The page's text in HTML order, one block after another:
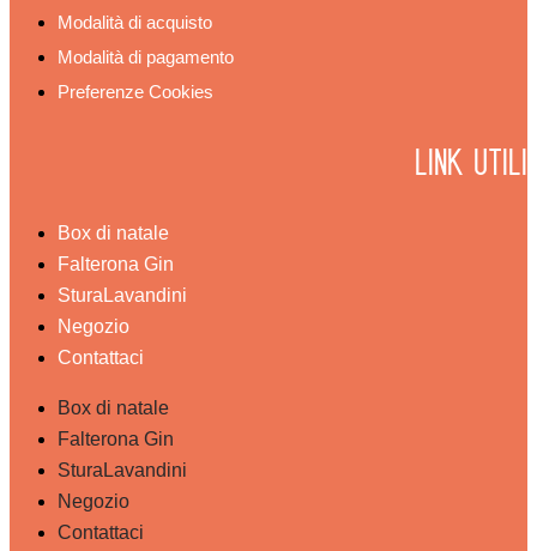
Modalità di acquisto
Modalità di pagamento
Preferenze Cookies
Link utili
Box di natale
Falterona Gin
SturaLavandini
Negozio
Contattaci
Box di natale
Falterona Gin
SturaLavandini
Negozio
Contattaci